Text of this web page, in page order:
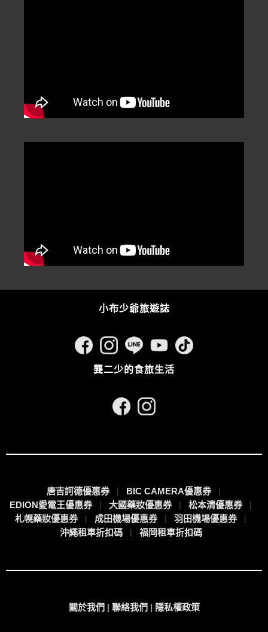
小布少爺旅遊誌
龔二少的食旅生活
唐吉訶德優惠券
BIC CAMERA優惠券
EDION愛電王優惠券
大國藥妝優惠券
松本清優惠券
札幌藥妝優惠券
成田機場優惠券
羽田機場優惠券
沖繩租車折扣碼
福岡租車折扣碼
關於我們 | 聯絡我們 | 隱私權政策